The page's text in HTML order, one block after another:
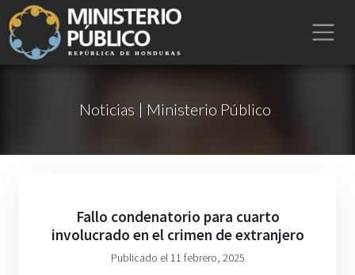
Noticias | Ministerio Público
Fallo condenatorio para cuarto
involucrado en el crimen de extranjero
Publicado el 11 febrero, 2025